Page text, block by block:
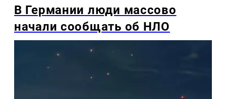
В Германии люди массово
начали сообщать об НЛО